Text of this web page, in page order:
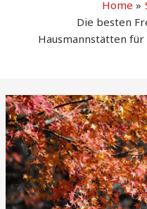
Home
Die besten
Hausmannstätten